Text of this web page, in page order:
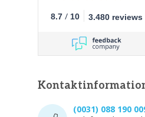
8.7 / 10 3.480 reviews
(0031) 088 190